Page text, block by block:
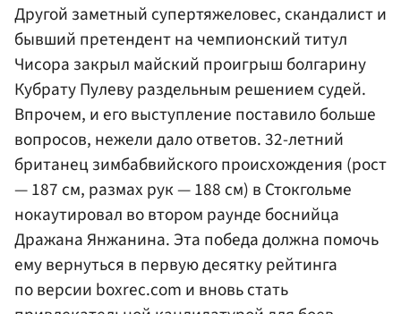
Другой заметный супертяжеловес, скандалист и
бывший претендент на чемпионский титул
Чисора закрыл майский проигрыш болгарину
Кубрату Пулеву раздельным решением судей.
Впрочем, и его выступление поставило больше
вопросов, нежели дало ответов. 32-летний
британец зимбабвийского происхождения (рост
— 187 см, размах рук — 188 см) в Стокгольме
нокаутировал во втором раунде боснийца
Дражана Янжанина. Эта победа должна помочь
ему вернуться в первую десятку рейтинга
по версии boxrec.com и вновь стать